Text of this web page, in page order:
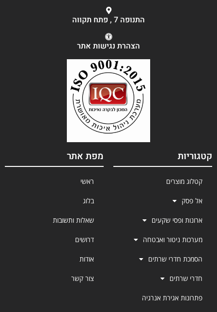
התנופה 7 , פתח תקווה
הצהרת נגישות אתר
קטגוריות
קטלוג מוצרים
אל פסק
ארונות ופסי שקעים
מערכות ניטור ואבטחה
הסמכת חדרי שרתים
חדרי שרתים
פתרונות אגירת אנרגיה
מפת אתר
ראשי
בלוג
שאלות ותשובות
דרושים
אודות
צור קשר